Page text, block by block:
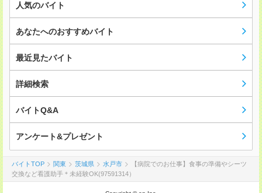
人気のバイト
あなたへのおすすめバイト
最近見たバイト
詳細検索
バイトQ&A
アンケート&プレゼント
バイトTOP 関東 茨城県 水戸市
【病院でのお仕事】食事の準備やシーツ
交換など看護助手＊未経験OK(97591314）